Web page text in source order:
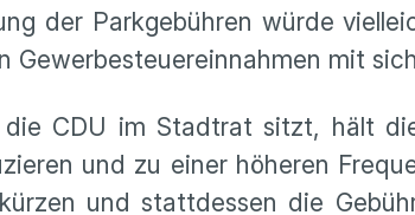
der Parkgebühren würde
mit
CDU im Stadtrat sitzt, hält
und zu einer höheren
und stattdessen die